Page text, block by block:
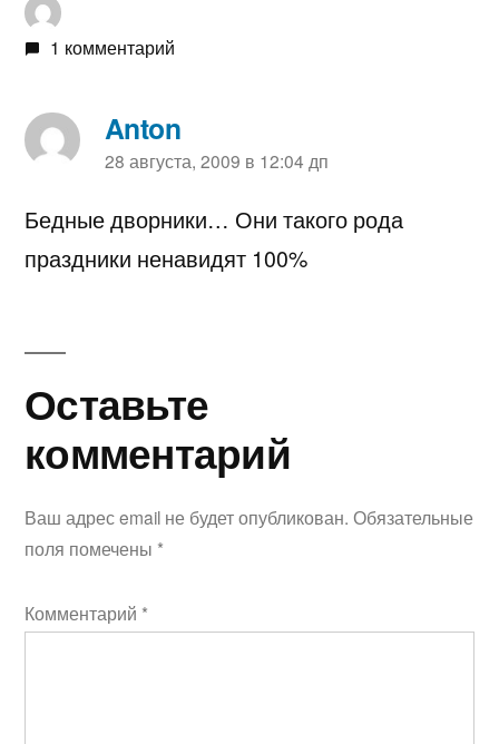
1 комментарий
Anton
пишет:
28 августа, 2009 в 12:04 дп
Бедные дворники… Они такого рода
праздники ненавидят 100%
Оставьте
комментарий
Ваш адрес email не будет опубликован. Обязательные
поля помечены *
Комментарий *
Оставьте
комментарий